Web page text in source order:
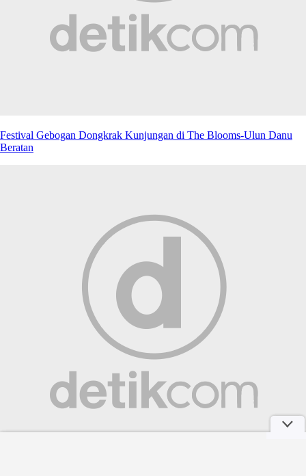
Festival Gebogan Dongkrak Kunjungan di The Blooms-Ulun Danu
Beratan